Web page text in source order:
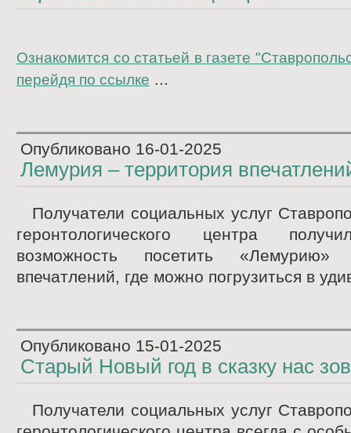
Ознакомится со статьей в газете
перейдя по ссылке ...
Опубликовано 16-01-2025
Лемурия – территория
Получатели социальных услуг
геронтологического центра
возможность посетить
впечатлений, где можно погрузиться в
Опубликовано 15-01-2025
Старый Новый год в сказку нас
Получатели социальных услуг